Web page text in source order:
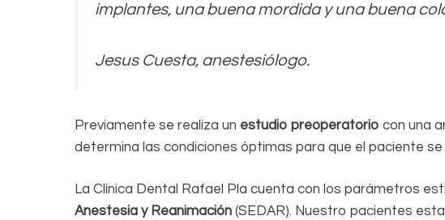
implantes, una buena mordida y una buena
Jesus Cuesta, anestesiólogo.
Previamente se realiza un estudio preoperatorio con una
determina las condiciones óptimas para que el paciente
La Clínica Dental Rafael Pla cuenta con los parámetros
Anestesia y Reanimación (SEDAR). Nuestro pacientes